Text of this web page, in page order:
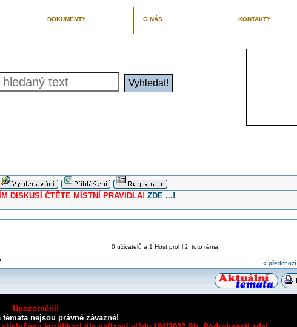
DOKUMENTY O NÁS KONTAKTY
ČTĚTE MÍSTNÍ PRAVIDLA! ZDE ...!
0 uživatelů a 1 Host prohlíží toto téma.
« předchozí
Upozornění!
nejsou právně závazné!